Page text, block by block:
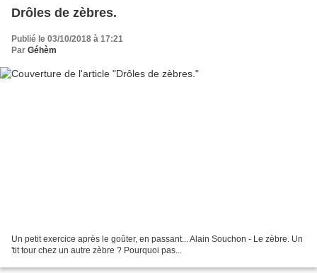
Drôles de zèbres.
Publié le 03/10/2018 à 17:21
Par Géhèm
Un petit exercice après le goûter, en passant... Alain Souchon - Le zèbre. Un
'tit tour chez un autre zèbre ? Pourquoi pas...